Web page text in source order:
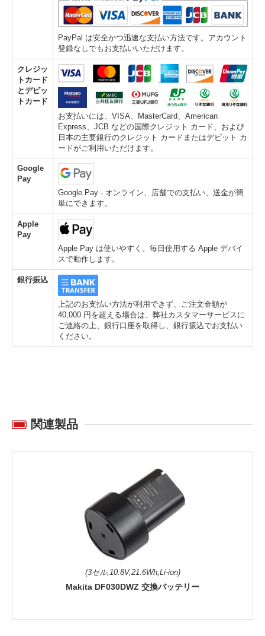
PayPal は安全かつ迅速な支払い方法です。アカウント
登録なしでもお支払いいただけます。
クレジッ
トカード
とデビッ
トカード
お支払いには、VISA、MasterCard、American
Express、JCB などの国際クレジット カード、および
日本の主要銀行のクレジット カードまたはデビット カ
ードがご利用いただけます。
Google
Pay
Google Pay - オンライン、店舗での支払い、送金が簡
単にできます。
Apple
Pay
Apple Pay は使いやすく、毎日使用する Apple デバイ
スで動作します。
銀行振込
上記のお支払い方法が利用できず、ご注文金額が
40,000 円を超える場合は、弊社カスタマーサービスに
ご連絡の上、銀行口座を取得し、銀行振込でお支払い
ください。
関連製品
(3セル,10.8V,21.6Wh,Li-ion)
Makita DF030DWZ 交換バッテリー